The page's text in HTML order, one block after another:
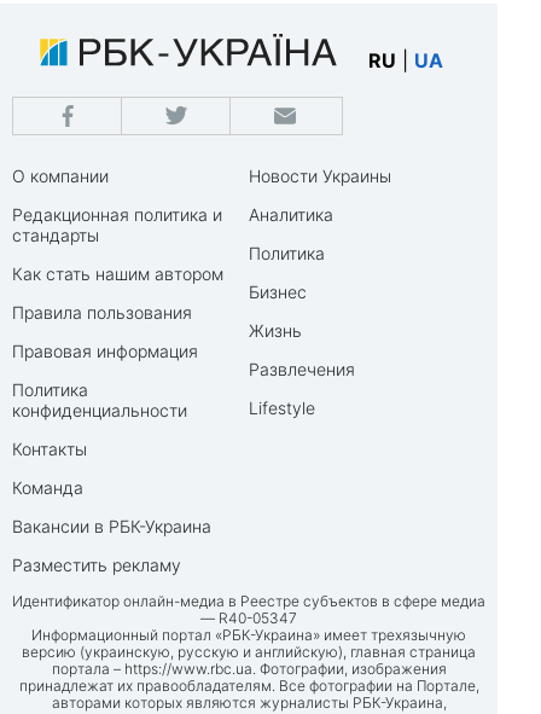
RU UA
О компании
Редакционная политика и
стандарты
Как стать нашим автором
Правила пользования
Правовая информация
Политика
конфиденциальности
Контакты
Команда
Вакансии в РБК-Украина
Разместить рекламу
Новости Украины
Аналитика
Политика
Бизнес
Жизнь
Развлечения
Lifestyle
Идентификатор онлайн-медиа в Реестре субъектов в сфере медиа
— R40-05347
Информационный портал «РБК-Украина» имеет трехязычную
версию (украинскую, русскую и английскую), главная страница
портала – https://www.rbc.ua. Фотографии, изображения
принадлежат их правообладателям. Все фотографии на Портале,
авторами которых являются журналисты РБК-Украина,